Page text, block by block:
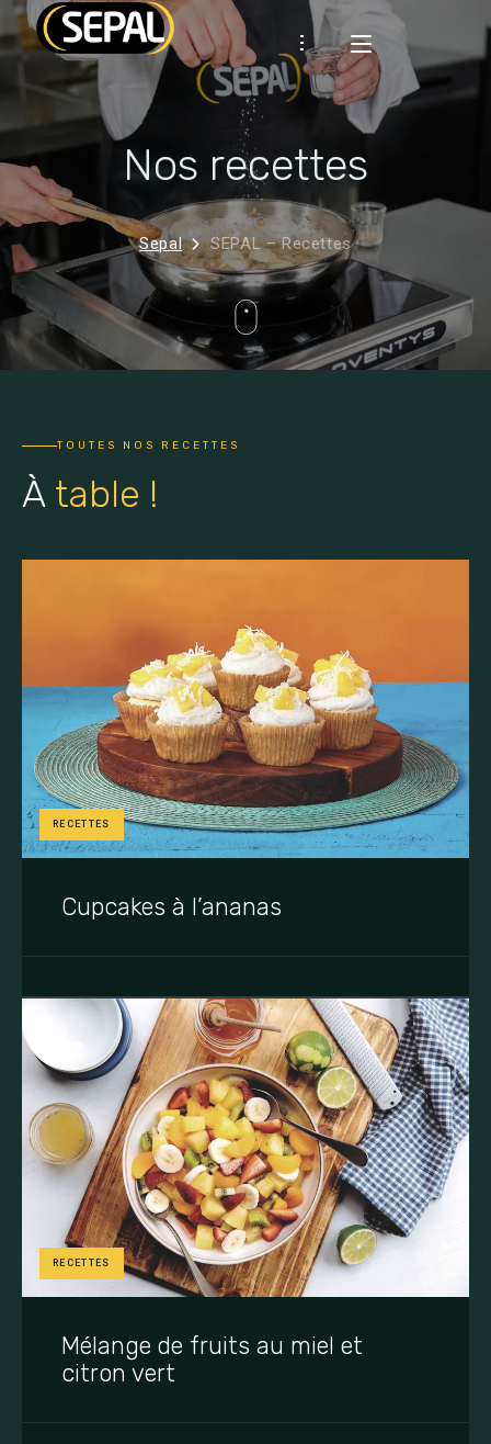
SEPAL
Présentation
Certifications
Démarche RSE
Historique
CLIENTS
Industrie
MARQUES
RECETTES
ACTUS
Nos recettes
Sepal SEPAL – Recettes
TOUTES NOS RECETTES
À table !
RECETTES
Cupcakes à l’ananas
RECETTES
Mélange de fruits au miel et
citron vert